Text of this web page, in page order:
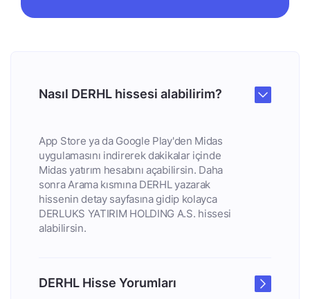
Nasıl DERHL hissesi alabilirim?
App Store ya da Google Play'den Midas
uygulamasını indirerek dakikalar içinde
Midas yatırım hesabını açabilirsin. Daha
sonra Arama kısmına DERHL yazarak
hissenin detay sayfasına gidip kolayca
DERLUKS YATIRIM HOLDING A.S. hissesi
alabilirsin.
DERHL Hisse Yorumları